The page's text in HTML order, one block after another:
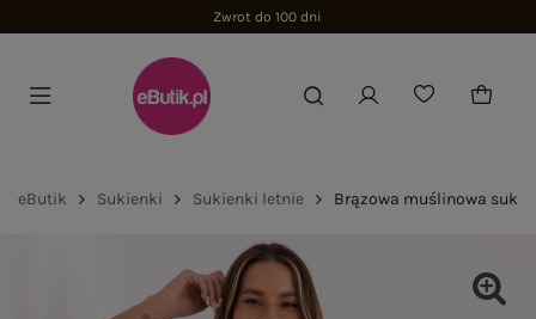
Zwrot do 100 dni
eButik Sukienki Sukienki letnie Brązowa muślinowa